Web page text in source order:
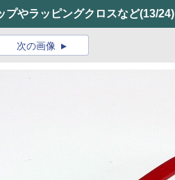
プやラッピングクロスなど(13/24)
次の画像